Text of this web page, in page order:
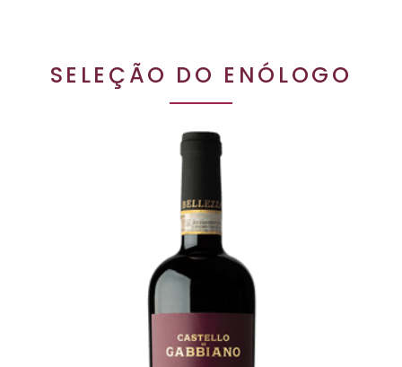
SELEÇÃO DO ENÓLOGO